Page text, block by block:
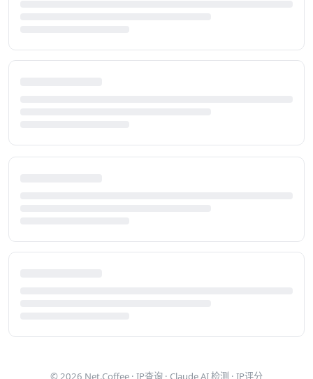
© 2026 Net.Coffee · IP查询 · Claude AI 检测 · IP评分